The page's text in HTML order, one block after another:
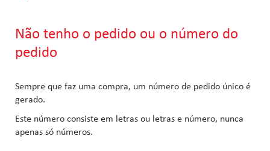
Não tenho o pedido ou o número do
pedido
Sempre que faz uma compra, um número de pedido único é
gerado.
Este número consiste em letras ou letras e número, nunca
apenas só números.